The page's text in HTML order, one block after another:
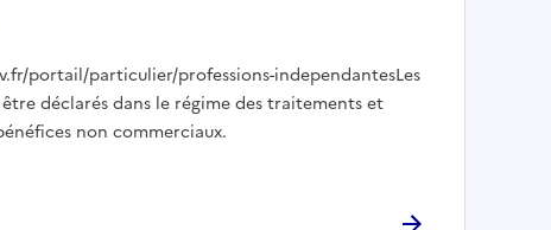
portail/particulier/professions-independantesLes
déclarés dans le régime des traitements et
non commerciaux.